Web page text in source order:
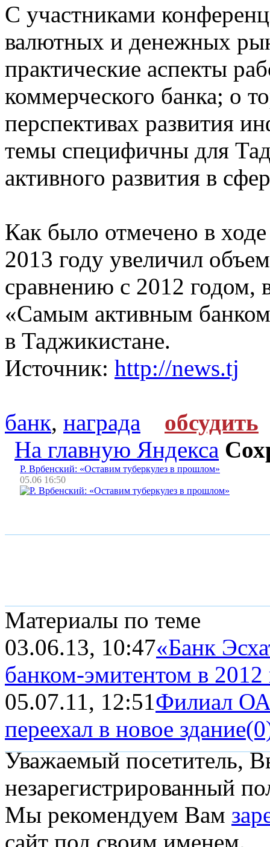
С участниками
валютных и денежных
практические аспекты
коммерческого банка; о
перспективах развития
темы специфичны для
активного развития в
Как было отмечено в
2013 году увеличил
сравнению с 2012 годом,
«Самым активным
в Таджикистане.
Источник: http://news.tj
банк, награда
обсудить
На главную Яндекса
Р. Врбенский: «Оставим туберкулез в прошлом»
05.06 16:50
Материалы по теме
03.06.13, 10:47«Банк
банком-эмитентом в 2012
05.07.11, 12:51Филиал
переехал в новое здание
Уважаемый посетитель,
незарегистрированный
Мы рекомендуем Вам